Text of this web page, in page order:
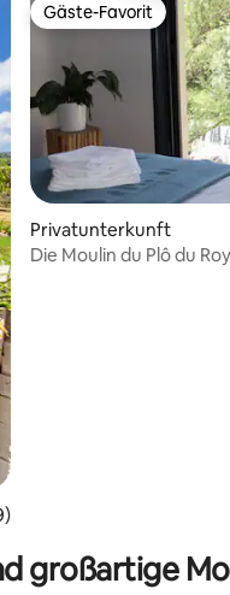
Bewertung: 4,92
Gäste-Favorit
Gäste-Favorit
Privatunterkunft
Die Moulin du Plô du Roy
großartige